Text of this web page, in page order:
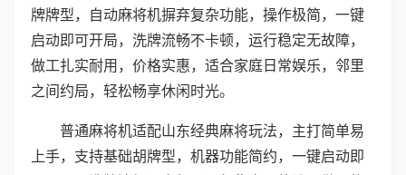
牌牌型，自动麻将机摒弃复杂功能，操作极简，一键
启动即可开局，洗牌流畅不卡顿，运行稳定无故障，
做工扎实耐用，价格实惠，适合家庭日常娱乐，邻里
之间约局，轻松畅享休闲时光。
普通麻将机适配山东经典麻将玩法，主打简单易
上手，支持基础胡牌型，机器功能简约，一键启动即